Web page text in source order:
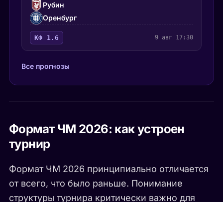
Рубин
Оренбург
КФ 1.6 9 авг 17:30
Все прогнозы
Формат ЧМ 2026: как устроен
турнир
Формат ЧМ 2026 принципиально отличается
от всего, что было раньше. Понимание
структуры турнира критически важно для